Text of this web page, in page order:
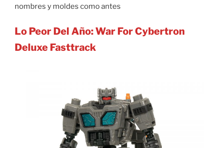
nombres y moldes como antes
Lo Peor Del Año: War For Cybertron
Deluxe Fasttrack